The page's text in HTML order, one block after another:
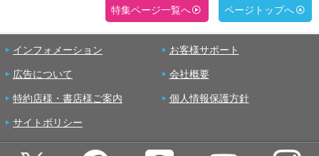
特集ページ一覧へ ページトップへ
インフォメーション お客様サポート
広告について 会社概要
特約店様・書店様ご案内 個人情報保護方針
サイトポリシー